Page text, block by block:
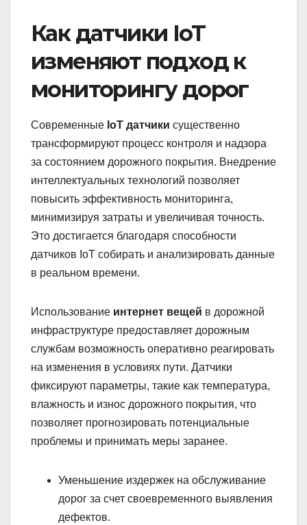
Как датчики IoT
изменяют подход к
мониторингу дорог
Современные IoT датчики существенно
трансформируют процесс контроля и надзора
за состоянием дорожного покрытия. Внедрение
интеллектуальных технологий позволяет
повысить эффективность мониторинга,
минимизируя затраты и увеличивая точность.
Это достигается благодаря способности
датчиков IoT собирать и анализировать данные
в реальном времени.
Использование интернет вещей в дорожной
инфраструктуре предоставляет дорожным
службам возможность оперативно реагировать
на изменения в условиях пути. Датчики
фиксируют параметры, такие как температура,
влажность и износ дорожного покрытия, что
позволяет прогнозировать потенциальные
проблемы и принимать меры заранее.
Уменьшение издержек на обслуживание
дорог за счет своевременного выявления
дефектов.